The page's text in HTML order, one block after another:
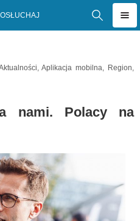
,Aplikacja mobilna, Region,
nami. Polacy na